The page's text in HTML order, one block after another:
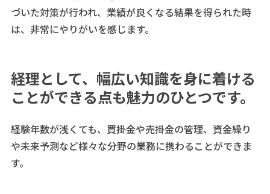
づいた対策が行われ、業績が良くなる結果を得られた時
は、非常にやりがいを感じます。
経理として、幅広い知識を身に着ける
ことができる点も魅力のひとつです。
経験年数が浅くても、買掛金や売掛金の管理、資金繰り
や未来予測など様々な分野の業務に携わることができま
す。